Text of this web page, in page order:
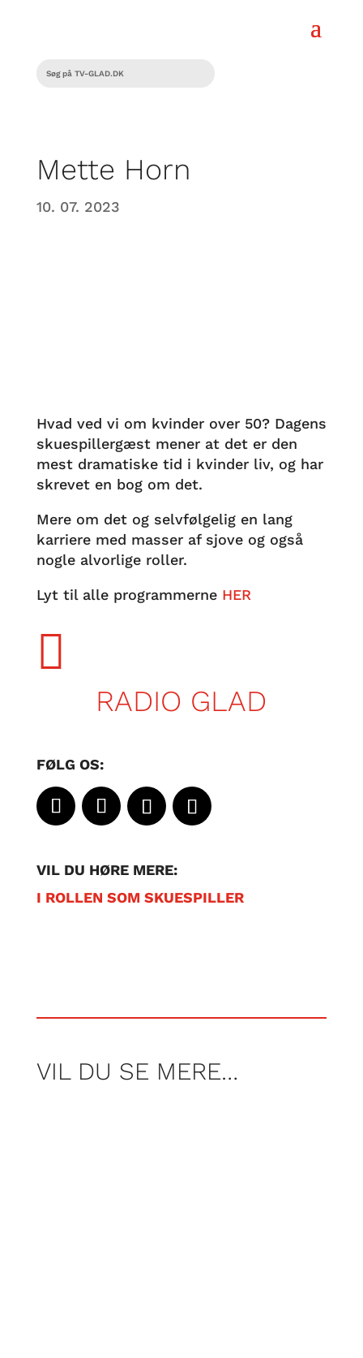
Mette Horn
10. 07. 2023
Hvad ved vi om kvinder over 50? Dagens
skuespillergæst mener at det er den
mest dramatiske tid i kvinder liv, og har
skrevet en bog om det.
Mere om det og selvfølgelig en lang
karriere med masser af sjove og også
nogle alvorlige roller.
Lyt til alle programmerne HER

RADIO GLAD
FØLG OS:
VIL DU HØRE MERE:
I ROLLEN SOM SKUESPILLER
VIL DU SE MERE…